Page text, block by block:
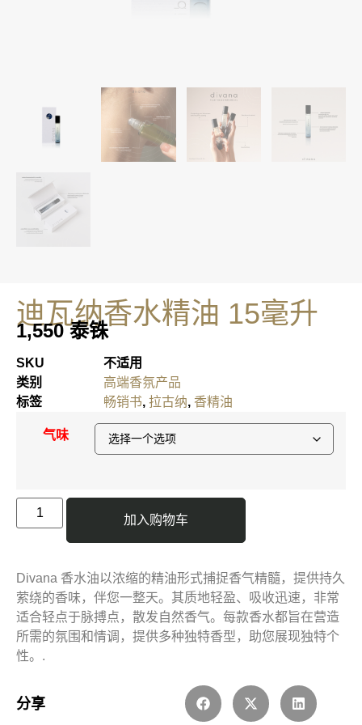
迪瓦纳香水精油 15毫升
1,550泰铢
SKU
不适用
类别
高端香氛产品
标签
畅销书, 拉古纳, 香精油
气味
加入购物车
Divana 香水油以浓缩的精油形式捕捉香气精髓，提供持久
萦绕的香味，伴您一整天。其质地轻盈、吸收迅速，非常
适合轻点于脉搏点，散发自然香气。每款香水都旨在营造
所需的氛围和情调，提供多种独特香型，助您展现独特个
性。.
分享